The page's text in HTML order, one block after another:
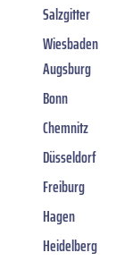
Salzgitter
Wiesbaden
Augsburg
Bonn
Chemnitz
Düsseldorf
Freiburg
Hagen
Heidelberg